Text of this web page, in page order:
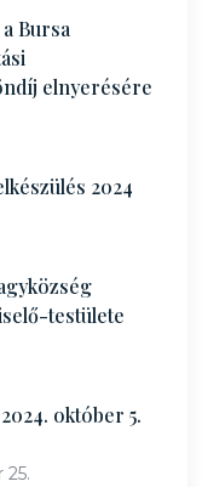
Bursa
elnyerésére
2024
testülete
október 5.